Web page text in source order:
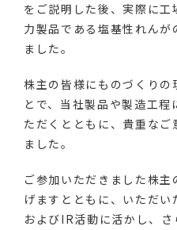
をご説明した後、実際に
力製品である塩基性れん
ました。
株主の皆様にものづくり
とで、当社製品や製造工
ただくとともに、貴重な
ました。
ご参加いただきました株
げますとともに、いただ
およびIR活動に活かし、